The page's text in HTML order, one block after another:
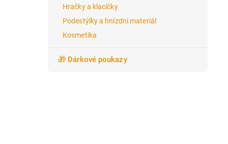
Hračky a klacíčky
Podestýlky a hnízdní materiál
Kosmetika
🎁 Dárkové poukazy